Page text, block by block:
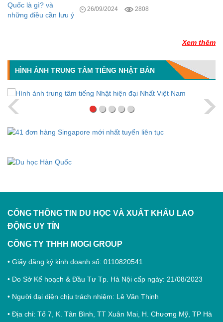
26/09/2024 2808
Xem thêm
HÌNH ẢNH TRUNG TÂM TIẾNG NHẬT BẢN
CỔNG THÔNG TIN DU HỌC VÀ XUẤT KHẨU LAO
ĐỘNG UY TÍN
CÔNG TY THHH MOGI GROUP
• Giấy đăng ký kinh doanh số: 0110820541
• Do Sở Kế hoạch & Đầu Tư Tp. Hà Nội cấp ngày: 21/08/2023
• Người đại diện chịu trách nhiệm: Lê Văn Thịnh
• Địa chỉ: Tổ 7, K. Tân Bình, TT Xuân Mai, H. Chương Mỹ, TP Hà